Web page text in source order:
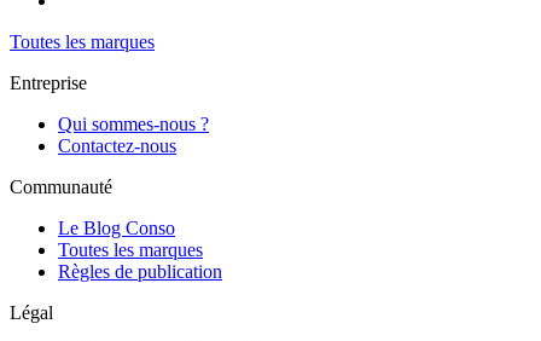
Toutes les marques
Entreprise
Qui sommes-nous ?
Contactez-nous
Communauté
Le Blog Conso
Toutes les marques
Règles de publication
Légal